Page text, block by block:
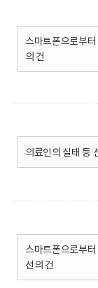
스마트폰으로부
의 건
의료인의 실태 등
스마트폰으로부
선의 건